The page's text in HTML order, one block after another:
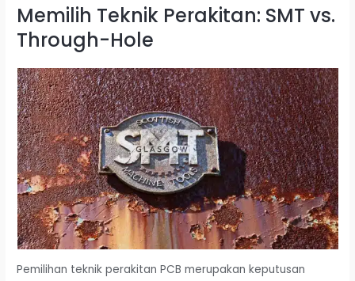
Memilih Teknik Perakitan: SMT vs.
Through-Hole
Pemilihan teknik perakitan PCB merupakan keputusan